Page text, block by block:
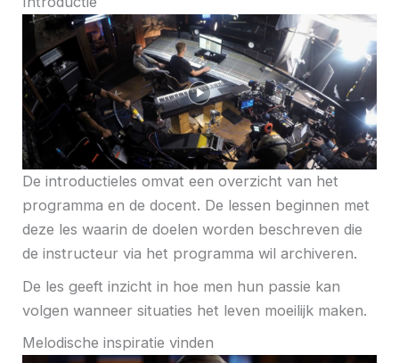
De introductieles omvat een overzicht van het
programma en de docent. De lessen beginnen met
deze les waarin de doelen worden beschreven die
de instructeur via het programma wil archiveren.
De les geeft inzicht in hoe men hun passie kan
volgen wanneer situaties het leven moeilijk maken.
Melodische inspiratie vinden